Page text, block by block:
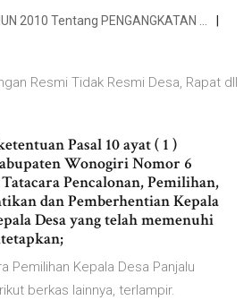
2010 Tentang PENGANGKATAN …
Resmi Tidak Resmi Desa, Rapat dll
Pasal 10 ayat ( 1 )
Wonogiri Nomor 6
Pencalonan, Pemilihan,
dan Pemberhentian Kepala
Desa yang telah memenuhi
Pemilihan Kepala Desa Panjalu
berkas lainnya, terlampir.